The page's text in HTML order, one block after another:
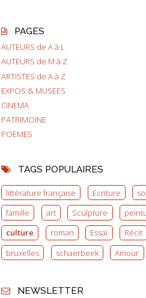
PAGES
AUTEURS de A à L
AUTEURS de M à Z
ARTISTES de A à Z
EXPOS & MUSEES
CINEMA
PATRIMOINE
POEMES
TAGS POPULAIRES
littérature française Ecriture
famille
art Sculpture
culture
roman Essai Récit
bruxelles
schaerbeek Amour
NEWSLETTER